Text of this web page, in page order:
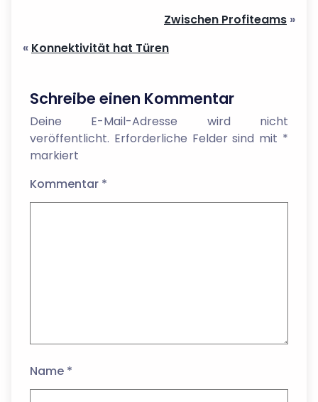
Zwischen Profiteams »
« Konnektivität hat Türen
Schreibe einen Kommentar
Deine E-Mail-Adresse wird nicht
veröffentlicht. Erforderliche Felder sind mit *
markiert
Kommentar *
Name *